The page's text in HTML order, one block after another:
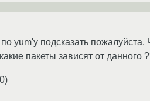
yum'у подсказать пожалуйста.
пакеты зависят от данного
)